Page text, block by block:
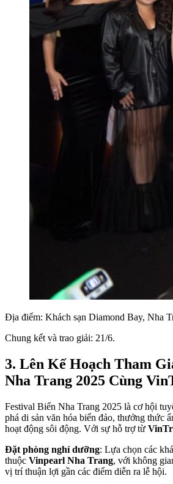
Địa điểm: Khách sạn Diamond Bay, Nha
Chung kết và trao giải: 21/6.
3. Lên Kế Hoạch Tham
Nha Trang 2025 Cùng
Festival Biển Nha Trang 2025 là cơ hội
phá di sản văn hóa biển đảo, thưởng thức
hoạt động sôi động. Với sự hỗ trợ từ
Đặt phòng nghỉ dưỡng: Lựa chọn các
thuộc Vinpearl Nha Trang, với không
vị trí thuận lợi gần các điểm diễn ra lễ hội.